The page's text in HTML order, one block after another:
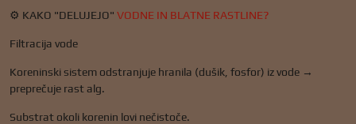
⚙️ KAKO "DELUJEJO" VODNE IN BLATNE RASTLINE?
Filtracija vode
Koreninski sistem odstranjuje hranila (dušik, fosfor) iz vode →
preprečuje rast alg.
Substrat okoli korenin lovi nečistoče.